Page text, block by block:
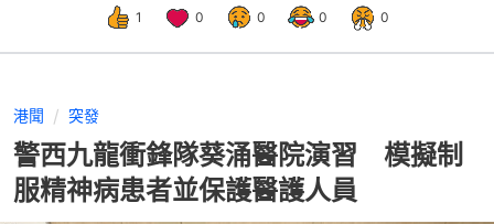
1 0 0 0 0
港聞 突發
警西九龍衝鋒隊葵涌醫院演習 模擬制
服精神病患者並保護醫護人員